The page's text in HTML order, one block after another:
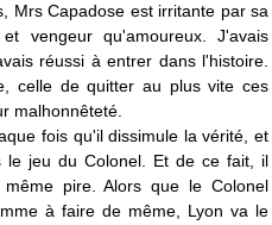
Mrs Capadose est irritante par sa
vengeur qu'amoureux. J'avais
réussi à entrer dans l'histoire.
celle de quitter au plus vite ces
malhonnêteté.
fois qu'il dissimule la vérité, et
le jeu du Colonel. Et de ce fait, il
pire. Alors que le Colonel
à faire de même, Lyon va le